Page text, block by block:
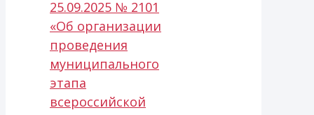
25.09.2025 № 2101
«Об организации
проведения
муниципального
этапа
всероссийской